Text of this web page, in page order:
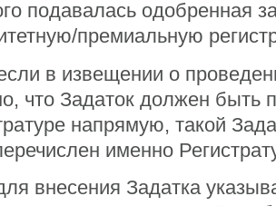
подавалась одобренная
премиальную
в извещении о
что Задаток должен быть
напрямую, такой
именно
внесения Задатка